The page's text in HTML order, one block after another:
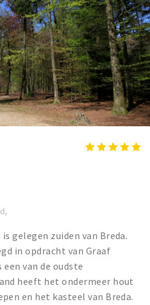
,
gelegen zuiden van Breda.
in opdracht van Graaf
een van de oudste
heeft het ondermeer hout
en het kasteel van Breda.